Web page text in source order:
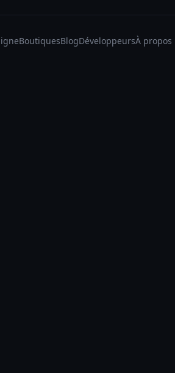
BoutiquesBlogDéveloppeursÀ propos